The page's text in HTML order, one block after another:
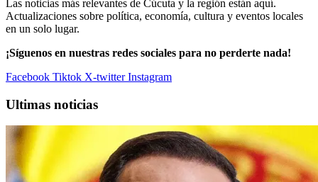
Las noticias más relevantes de Cúcuta y la región están aquí.
Actualizaciones sobre política, economía, cultura y eventos locales
en un solo lugar.
¡Síguenos en nuestras redes sociales para no perderte nada!
Facebook Tiktok X-twitter Instagram
Ultimas noticias